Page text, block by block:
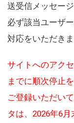
送受信メッセー
必ず該当ユーザ
対応をいただき
サイトへのアク
までに順次停止
ご登録いただい
タは、2026年6